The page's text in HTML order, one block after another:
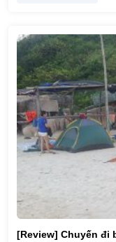
[Review] Chuyến đi